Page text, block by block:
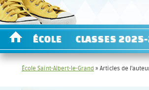
ÉCOLE CLASSES
École Saint-Albert-le-Grand » Articles de